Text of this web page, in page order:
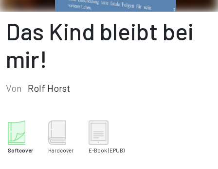
Das Kind bleibt bei
mir!
Von Rolf Horst
Softcover Hardcover E-Book (EPUB)